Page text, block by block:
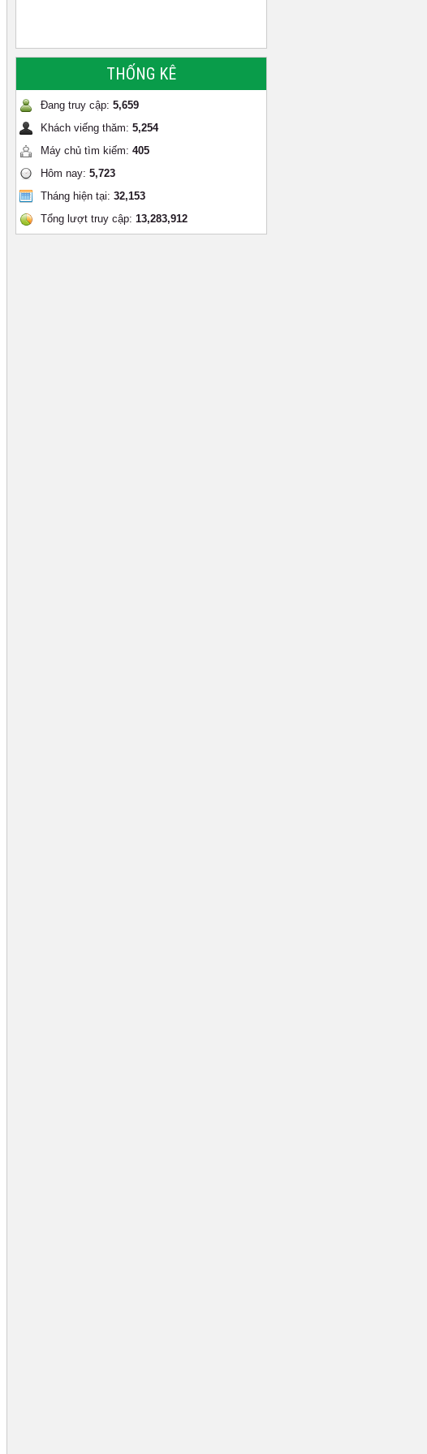
THỐNG KÊ
Đang truy cập: 5,659
Khách viếng thăm: 5,254
Máy chủ tìm kiếm: 405
Hôm nay: 5,723
Tháng hiện tại: 32,153
Tổng lượt truy cập: 13,283,912